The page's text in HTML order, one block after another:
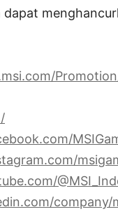
company/